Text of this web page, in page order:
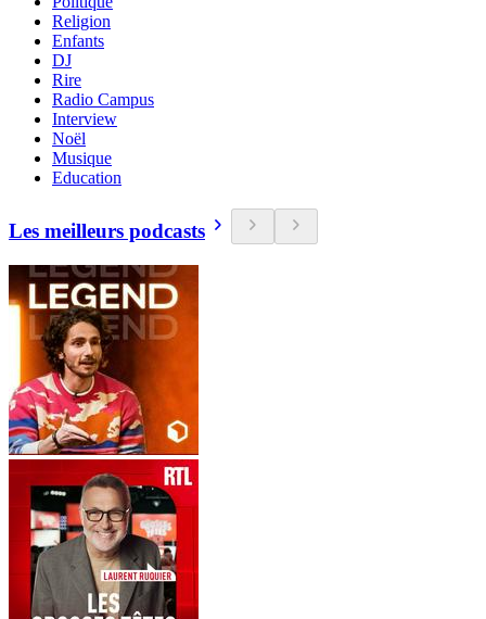
Religion
Enfants
DJ
Rire
Radio Campus
Interview
Noël
Musique
Education
Les meilleurs podcasts